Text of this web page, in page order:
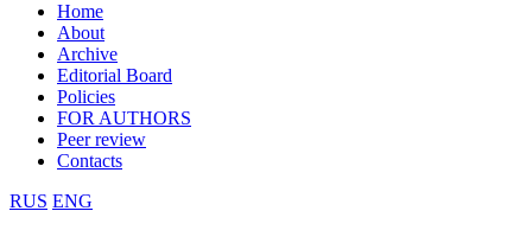
Home
About
Archive
Editorial Board
Policies
FOR AUTHORS
Peer review
Contacts
RUS ENG